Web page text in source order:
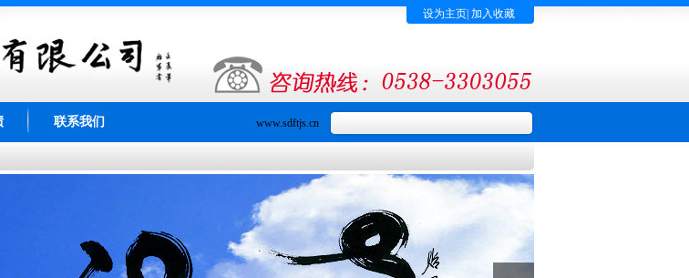
设为主页| 加入收藏
联系我们 www.sdftjs.cn